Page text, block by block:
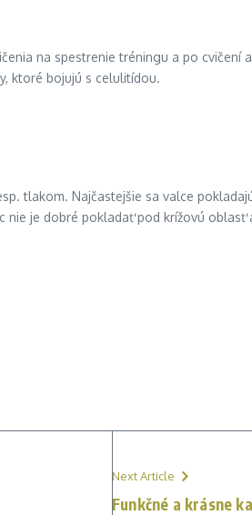
na spestrenie tréningu a po
ktoré bojujú s celulitídou.
tlakom. Najčastejšie sa valce
je dobré pokladať pod krížovú oblasť
Next Article
Funkčné a krásne